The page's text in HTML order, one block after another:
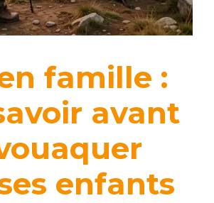
famille :
avant
enfants